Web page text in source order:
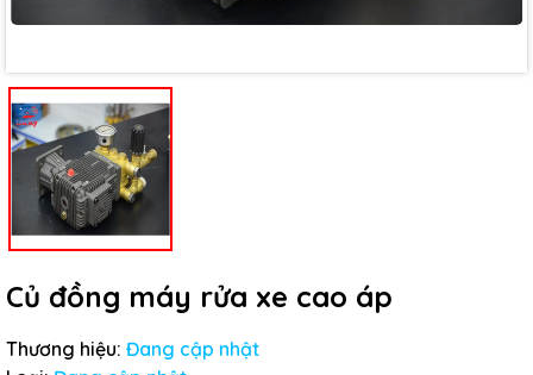
Củ đồng máy rửa xe cao áp
Thương hiệu: Đang cập nhật